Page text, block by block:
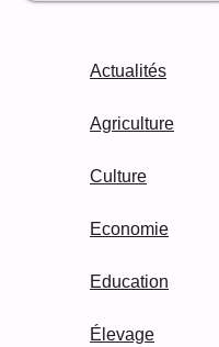
Actualités
Agriculture
Culture
Economie
Education
Élevage